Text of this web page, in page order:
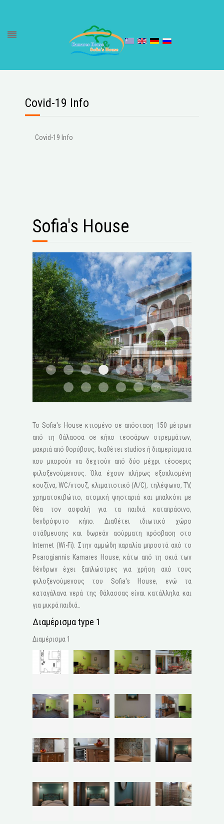
Covid-19 Info
Covid-19 Info
Sofia's House
STV2032STV1994 Edit 1600x1200
1 2 3 4 5 6
7 8 9 10 11 12
Το Sofia's House κτισμένο σε απόσταση 150 μέτρων
από τη θάλασσα σε κήπο τεσσάρων στρεμμάτων,
μακριά από θορύβους, διαθέτει studios ή διαμερίσματα
που μπορούν να δεχτούν από δύο μέχρι τέσσερις
φιλοξενούμενους. Όλα έχουν πλήρως εξοπλισμένη
κουζίνα, WC/ντουζ, κλιματιστικό (A/C), τηλέφωνο, ΤV,
χρηματοκιβώτιο, ατομική ψησταριά και μπαλκόνι με
θέα τον ασφαλή για τα παιδιά καταπράσινο,
δενδρόφυτο κήπο. Διαθέτει ιδιωτικό χώρο
στάθμευσης και δωρεάν ασύρματη πρόσβαση στο
Internet (Wi-Fi). Στην αμμώδη παραλία μπροστά από το
Psarogiannis Kamares House, κάτω από τη σκιά των
δένδρων έχει ξαπλώστρες για χρήση από τους
φιλοξενούμενους του Sofia's House, ενώ τα
καταγάλανα νερά της θάλασσας είναι κατάλληλα και
για μικρά παιδιά..
Διαμέρισμα type 1
Διαμέρισμα 1